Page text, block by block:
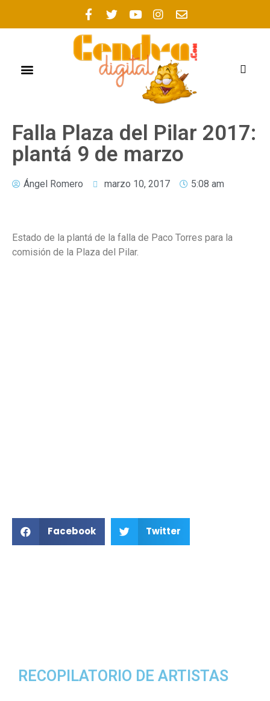
Falla Plaza del Pilar 2017:
plantá 9 de marzo
Ángel Romero marzo 10, 2017 5:08 am
Estado de la plantá de la falla de Paco Torres para la
comisión de la Plaza del Pilar.
Facebook Twitter
RECOPILATORIO DE ARTISTAS